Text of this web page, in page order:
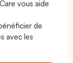
vous aide
de
avec les